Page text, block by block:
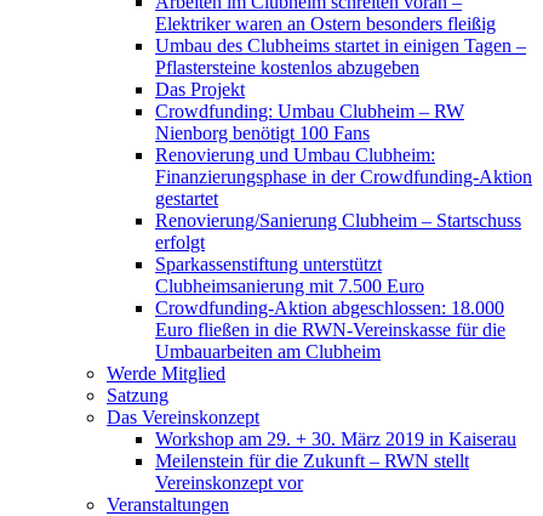
Elektriker waren an Ostern besonders fleißig
Umbau des Clubheims startet in einigen Tagen –
Pflastersteine kostenlos abzugeben
Das Projekt
Crowdfunding: Umbau Clubheim – RW
Nienborg benötigt 100 Fans
Renovierung und Umbau Clubheim:
Finanzierungsphase in der Crowdfunding-Aktion
gestartet
Renovierung/Sanierung Clubheim – Startschuss
erfolgt
Sparkassenstiftung unterstützt
Clubheimsanierung mit 7.500 Euro
Crowdfunding-Aktion abgeschlossen: 18.000
Euro fließen in die RWN-Vereinskasse für die
Umbauarbeiten am Clubheim
Werde Mitglied
Satzung
Das Vereinskonzept
Workshop am 29. + 30. März 2019 in Kaiserau
Meilenstein für die Zukunft – RWN stellt
Vereinskonzept vor
Veranstaltungen